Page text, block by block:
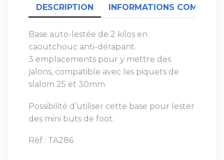
DESCRIPTION INFORMATIONS
Base auto-lestée de 2 kilos en
caoutchouc anti-dérapant.
3 emplacements pour y mettre des
jalons, compatible avec les piquets de
slalom 25 et 30mm.
Possibilité d’utiliser cette base pour lester
des mini buts de foot.
Réf : TA286